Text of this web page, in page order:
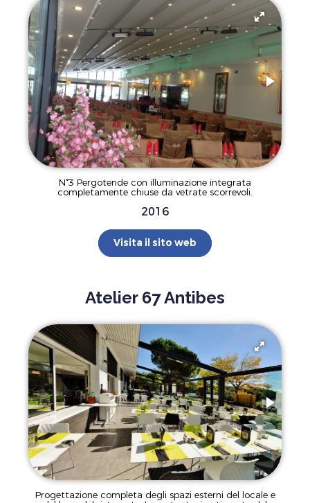
N°3 Pergotende con illuminazione integrata
completamente chiuse da vetrate scorrevoli.
2016
Visita il sito web
Atelier 67 Antibes
Progettazione completa degli spazi esterni del locale e